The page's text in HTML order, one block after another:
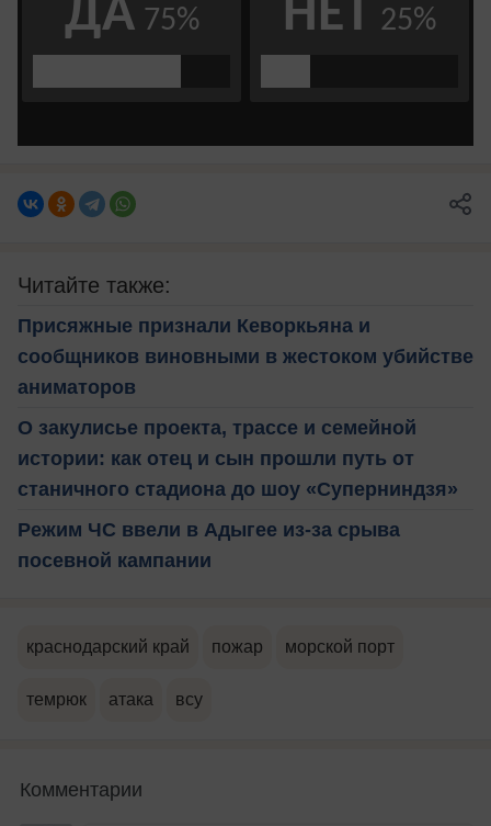
Читайте также:
Присяжные признали Кеворкьяна и
сообщников виновными в жестоком убийстве
аниматоров
О закулисье проекта, трассе и семейной
истории: как отец и сын прошли путь от
станичного стадиона до шоу «Суперниндзя»
Режим ЧС ввели в Адыгее из-за срыва
посевной кампании
краснодарский край пожар морской порт
темрюк атака всу
Комментарии